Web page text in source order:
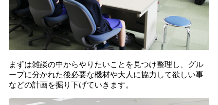
まずは雑談の中からやりたいことを見つけ整理し、グル
ープに分かれた後必要な機材や大人に協力して欲しい事
などの計画を掘り下げていきます。